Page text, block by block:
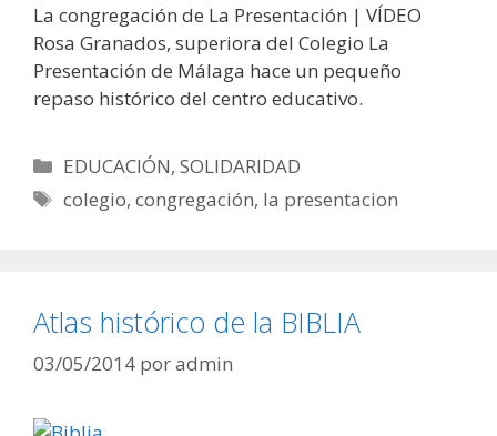
La congregación de La Presentación | VÍDEO
Rosa Granados, superiora del Colegio La
Presentación de Málaga hace un pequeño
repaso histórico del centro educativo.
Categorías
EDUCACIÓN,SOLIDARIDAD
Etiquetas
colegio,congregación, la presentacion
Atlas histórico de la BIBLIA
03/05/2014 poradmin